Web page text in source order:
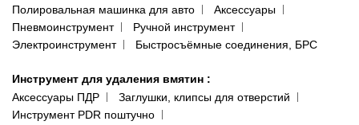
Полировальная машинка для авто
Аксессуары
Пневмоинструмент
Ручной инструмент
Электроинструмент
Быстросъёмные соединения, БРС
Инструмент для удаления вмятин :
Аксессуары ПДР
Заглушки, клипсы для отверстий
Инструмент PDR поштучно